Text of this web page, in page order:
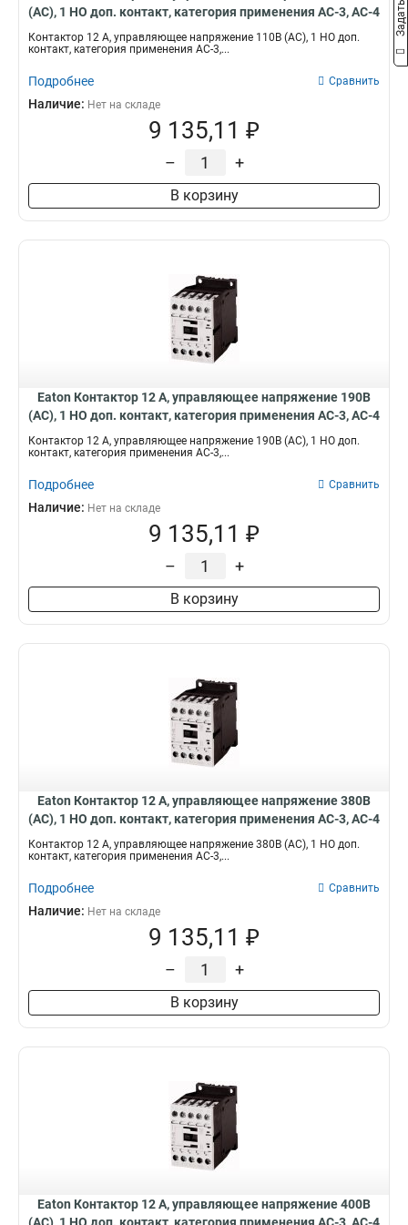
(АС), 1 НО доп. контакт, категория применения AC-3, AC-4
DILM12-10(110V50HZ,120V60HZ)
Контактор 12 А, управляющее напряжение 110В (АС), 1 НО доп.
контакт, категория применения AC-3,...
Подробнее Сравнить
Наличие: Нет на складе
9 135,11 ₽
– +
В корзину
Eaton Контактор 12 А, управляющее напряжение 190В
(АС), 1 НО доп. контакт, категория применения AC-3, AC-4
DILM12-10(190V50HZ,220V60HZ)
Контактор 12 А, управляющее напряжение 190В (АС), 1 НО доп.
контакт, категория применения AC-3,...
Подробнее Сравнить
Наличие: Нет на складе
9 135,11 ₽
– +
В корзину
Eaton Контактор 12 А, управляющее напряжение 380В
(АС), 1 НО доп. контакт, категория применения AC-3, AC-4
DILM12-10(380V50HZ,440V60HZ)
Контактор 12 А, управляющее напряжение 380В (АС), 1 НО доп.
контакт, категория применения AC-3,...
Подробнее Сравнить
Наличие: Нет на складе
9 135,11 ₽
– +
В корзину
Eaton Контактор 12 А, управляющее напряжение 400В